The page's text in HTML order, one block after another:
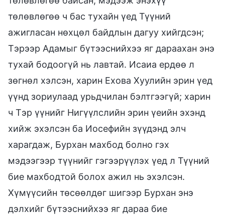
төлөвлөгөө ч бас тухайн үед Түүний
ажигласан нөхцөл байдлын дагуу хийгдсэн;
Тэрээр Адамыг бүтээснийхээ яг дараахан энэ
тухай бодоогүй нь лавтай. Исаиа ердөө л
зөгнөл хэлсэн, харин Ехова Хуулийн эрин үед
үүнд зориулаад урьдчилан бэлтгээгүй; харин
ч Тэр үүнийг Нигүүлслийн эрин үеийн эхэнд
хийж эхэлсэн ба Иосефийн зүүдэнд элч
харагдаж, Бурхан махбод болно гэх
мэдээгээр түүнийг гэгээрүүлэх үед л Түүний
бие махбодтой болох ажил нь эхэлсэн.
Хүмүүсийн төсөөлдөг шигээр Бурхан энэ
дэлхийг бүтээснийхээ яг дараа бие